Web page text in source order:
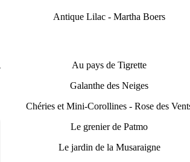
Antique Lilac - Martha Boers
Au pays de Tigrette
Galanthe des Neiges
Chéries et Mini-Corollines - Rose des
Le grenier de Patmo
Le jardin de la Musaraigne